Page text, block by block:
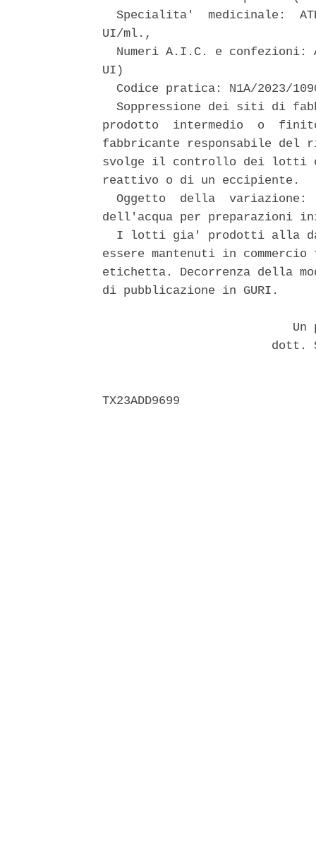
Specialita'  medicinale:
UI/ml.,
Numeri A.I.C. e confezioni:
UI)
Codice pratica: N1A/2023/
Soppressione dei siti di
prodotto  intermedio  o
fabbricante responsabile
svolge il controllo dei lotti
reattivo o di un eccipiente.
Oggetto  della  variazione:
dell'acqua per preparazioni
I lotti gia' prodotti alla
essere mantenuti in
etichetta. Decorrenza della
di pubblicazione in GURI.
Un